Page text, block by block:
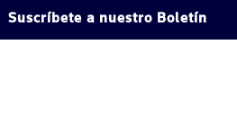
Suscríbete a nuestro Boletín